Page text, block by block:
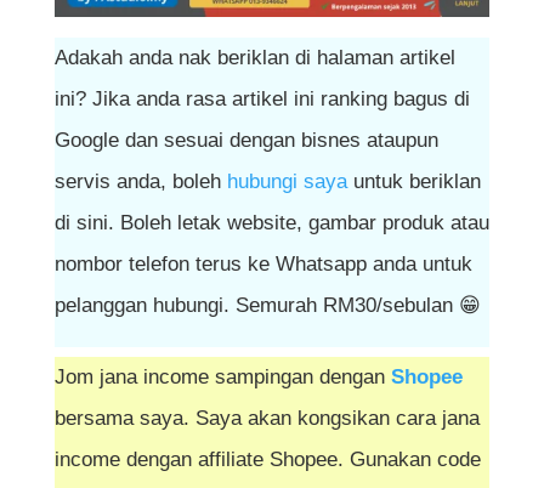
Adakah anda nak beriklan di halaman artikel
ini? Jika anda rasa artikel ini ranking bagus di
Google dan sesuai dengan bisnes ataupun
servis anda, boleh hubungi sayauntuk beriklan
di sini. Boleh letak website, gambar produk atau
nombor telefon terus ke Whatsapp anda untuk
pelanggan hubungi. Semurah RM30/sebulan 😁
Jom jana income sampingan dengan Shopee
bersama saya. Saya akan kongsikan cara jana
income dengan affiliate Shopee. Gunakan code